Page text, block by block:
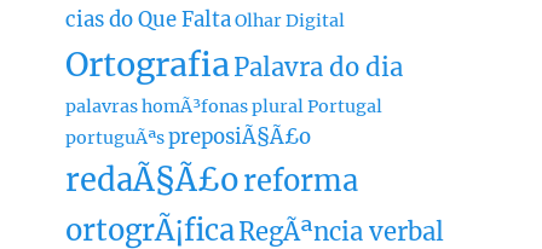
cias do Que FaltaOlhar Digital
OrtografiaPalavra do dia
palavras homÃ³fonaspluralPortugal
portuguÃªspreposiÃ§Ã£o
redaÃ§Ã£oreforma
ortogrÃ¡ficaRegÃªncia verbal